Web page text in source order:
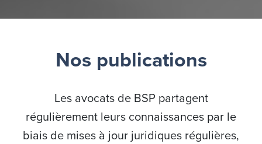
Nos publications
Les avocats de BSP partagent
régulièrement leurs connaissances par le
biais de mises à jour juridiques régulières,